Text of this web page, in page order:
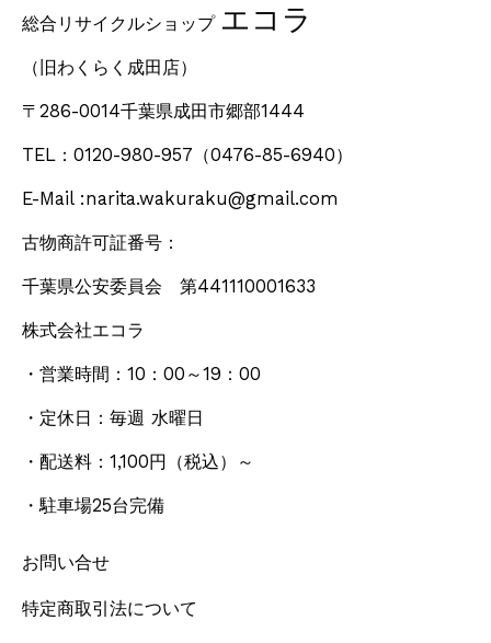
総合リサイクルショップ エコラ
（旧わくらく成田店）
〒286-0014千葉県成田市郷部1444
TEL：0120-980-957 （0476-85-6940）
E-Mail :narita.wakuraku@gmail.com
古物商許可証番号：
千葉県公安委員会 第441110001633
株式会社エコラ
・営業時間：10：00～19：00
・定休日：毎週 水曜日
・配送料：1,100円 （税込） ～
・駐車場25台完備
お問い合せ
特定商取引法について